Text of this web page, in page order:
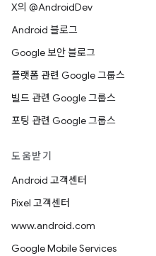
X의 @AndroidDev
Android 블로그
Google 보안 블로그
플랫폼 관련 Google 그룹스
빌드 관련 Google 그룹스
포팅 관련 Google 그룹스
도움받기
Android 고객센터
Pixel 고객센터
www.android.com
Google Mobile Services